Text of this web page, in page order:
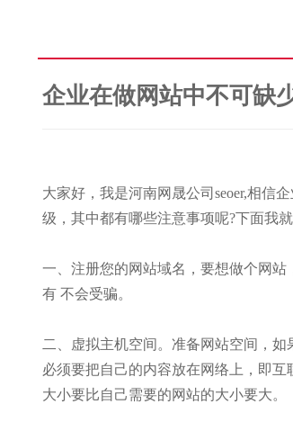
企业在做网站中不可缺
大家好，我是河南网晟公司seoer,相信
级，其中都有哪些注意事项呢?下面我
一、注册您的网站域名，要想做个网
有 不会受骗。
二、虚拟主机空间。准备网站空间，
必须要把自己的内容放在网络上，即
大小要比自己需要的网站的大小要大。